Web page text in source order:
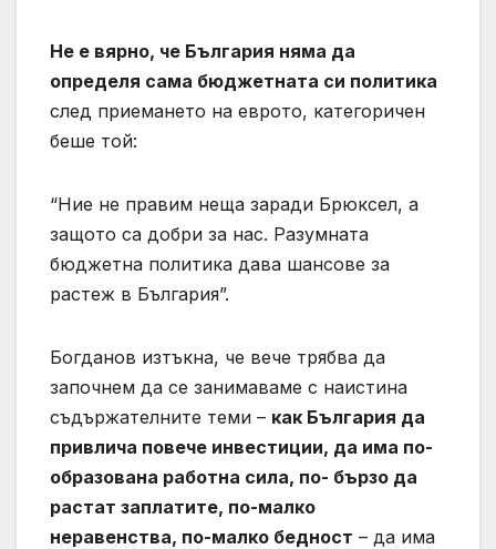
Не е вярно, че България няма да
определя сама бюджетната си политика
след приемането на еврото, категоричен
беше той:
“Ние не правим неща заради Брюксел, а
защото са добри за нас. Разумната
бюджетна политика дава шансове за
растеж в България”.
Богданов изтъкна, че вече трябва да
започнем да се занимаваме с наистина
съдържателните теми – как България да
привлича повече инвестиции, да има по-
образована работна сила, по- бързо да
растат заплатите, по-малко
неравенства, по-малко бедност – да има